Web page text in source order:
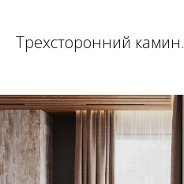
Трехсторонний камин.